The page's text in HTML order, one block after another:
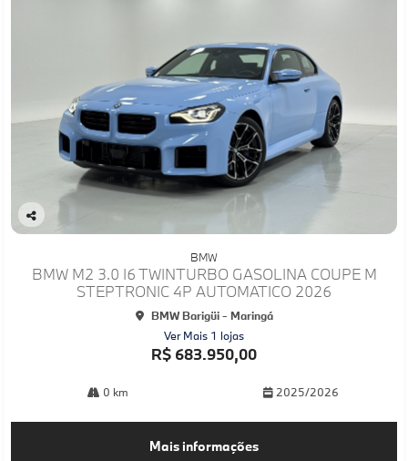
Co
lhe
BMW
BMW M2 3.0 I6 TWINTURBO GASOLINA COUPE M
STEPTRONIC 4P AUTOMATICO 2026
BMW Barigüi - Maringá
Ver Mais 1 lojas
R$ 683.950,00
0 km 2025/2026
Mais informações